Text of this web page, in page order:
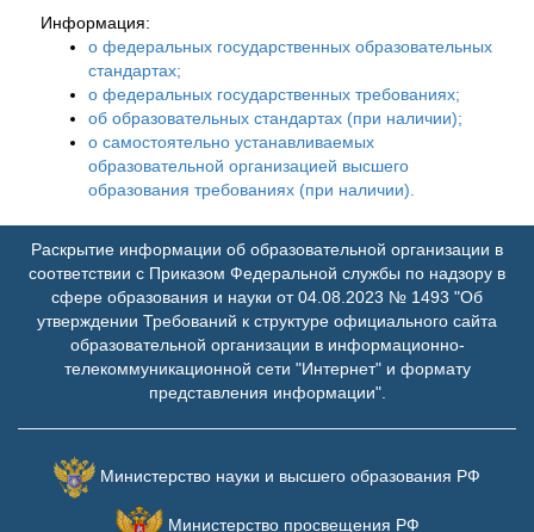
Информация:
о федеральных государственных образовательных
стандартах;
о федеральных государственных требованиях;
об образовательных стандартах (при наличии);
о самостоятельно устанавливаемых
образовательной организацией высшего
образования требованиях (при наличии).
Раскрытие информации об образовательной организации в
соответствии с Приказом Федеральной службы по надзору в
сфере образования и науки от 04.08.2023 № 1493 "Об
утверждении Требований к структуре официального сайта
образовательной организации в информационно-
телекоммуникационной сети "Интернет" и формату
представления информации".
Министерство науки и высшего образования РФ
Министерство просвещения РФ